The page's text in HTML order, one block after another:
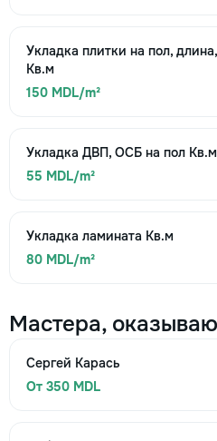
Укладка плитки на пол,
Кв.м
150 MDL/m²
Укладка ДВП, ОСБ на пол Кв.м
55 MDL/m²
Укладка ламината Кв.м
80 MDL/m²
Мастера,
Сергей Карась
От 350 MDL